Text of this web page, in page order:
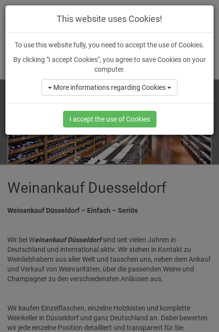
wein-ankauf.de
Weinankauf Duesseldorf
Weinankauf Düsseldorf – Einfach – Seriös
Wir bei Weinankauf Düsseldorfsind seit vielen Jahren in
Deutschland und international aktiv. Wir stehen in Kontakt zu
Weinliebhabern aus aller Welt und tauschen uns, neben dem Ankauf
und Verkauf von Weinraritäten, über die passenden Weine und
Champagner zu den verschiedensten Anlässen aus.
Wir kaufen Einzelflaschen, einzelne Holzkisten und komplette
Weinkeller in Düsseldorf und ganz Deutschland an. Dabei bewerten
wir jede einzelne Position detailliert und transparent für Sie.
This website uses Cookies!
To use this website fully, you need to accept the use of Cookies.
By clicking "I accept Cookies", you agree to save Cookies on your
computer.
More informations regarding Cookies
I accept the use of Cookies